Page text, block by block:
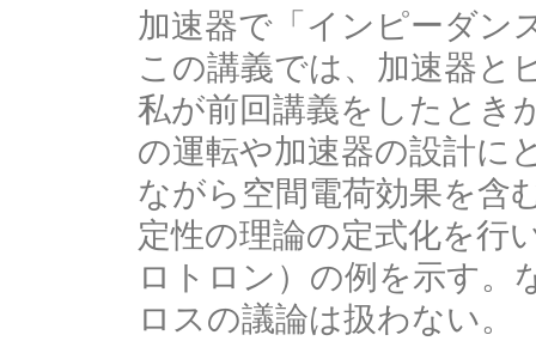
加速器で「インピーダン
この講義では、加速器と
私が前回講義をしたとき
の運転や加速器の設計に
ながら空間電荷効果を含
定性の理論の定式化を行
ロトロン）の例を示す。
ロスの議論は扱わない。